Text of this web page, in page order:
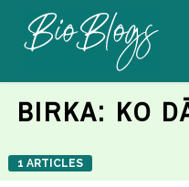
BIRKA: KO
1 ARTICLES